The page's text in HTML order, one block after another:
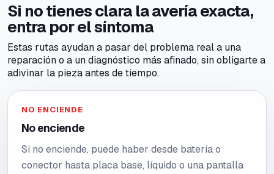
Si no tienes clara la avería exacta,
entra por el síntoma
Estas rutas ayudan a pasar del problema real a una
reparación o a un diagnóstico más afinado, sin obligarte a
adivinar la pieza antes de tiempo.
NO ENCIENDE
No enciende
Si no enciende, puede haber desde batería o
conector hasta placa base, líquido o una pantalla